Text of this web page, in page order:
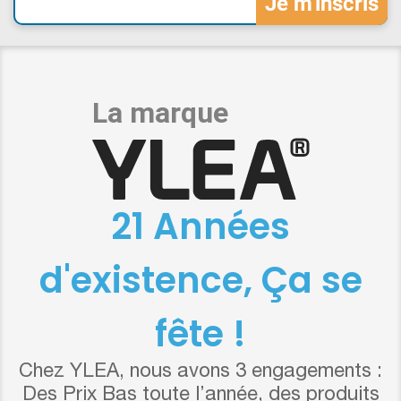
21 Années
d'existence, Ça se
fête !
Chez YLEA, nous avons 3 engagements :
Des Prix Bas toute l’année, des produits